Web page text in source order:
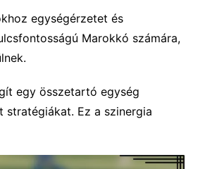
egységérzetet és
Marokkó számára,
egy összetartó egység
stratégiákat. Ez a szinergia